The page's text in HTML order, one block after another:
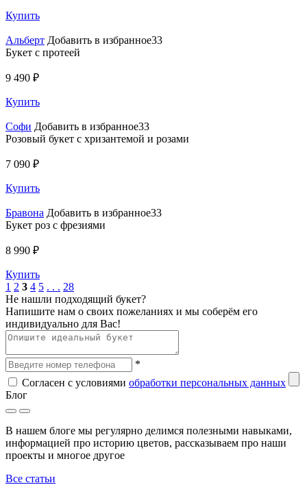
Купить
Альберт Добавить в избранное33
Букет с протеей
9 490 ₽
Купить
Софи Добавить в избранное33
Розовый букет с хризантемой и розами
7 090 ₽
Купить
Бравона Добавить в избранное33
Букет роз с фрезиями
8 990 ₽
Купить
1 2 3 4 5 . . . 28
Не нашли подходящий букет?
Напишите нам о своих пожеланиях и мы соберём его
индивидуально для Вас!
*
Согласен с условиями обработки персональных данных
Блог
В нашем блоге мы регулярно делимся полезными навыками,
информацией про историю цветов, рассказываем про наши
проекты и многое другое
Все статьи